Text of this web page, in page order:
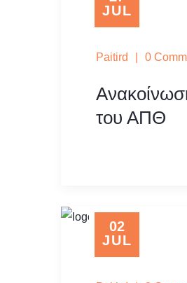
JUL
Paitird 0
του ΑΠΘ
02
JUL